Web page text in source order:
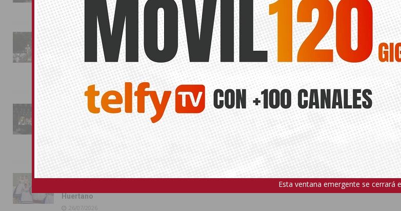
01/08/2026
La fiesta se adueña de
Almoradí con la presentación
de los cargos festeros y la
toma del castillo
31/07/2026
Pilar de la Horadada
conmemora con emoción el
40º aniversario de su
independencia como municipio
31/07/2026
Almoradí presume de raíces
Huertano
26/07/2026
Esta ventana emergente se cerrará